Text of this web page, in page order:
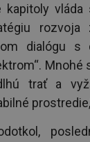
kapitoly vláda
rozvoja
dialógu s
Mnohé
trať a